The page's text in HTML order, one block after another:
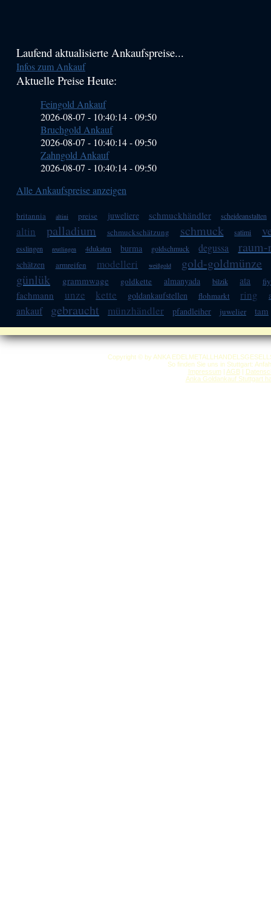
Haupt-
Sidebar
Laufend aktualisierte Ankaufspreise...
Infos zum Ankauf
Aktuelle Preise Heute:
Feingold Ankauf
2026-08-07 - 10:40:14-09:50
Bruchgold Ankauf
2026-08-07 - 10:40:14-09:50
Zahngold Ankauf
2026-08-07 - 10:40:14-09:50
Alle Ankaufspreise anzeigen
britannia altini preise juweliere schmuckhändler scheideanstalten
altin palladium schmuckschätzung schmuck satimi
esslingen reutlingen 4dukaten burma goldschmuck degussa
schätzen armreifen modelleri weißgold
gold-goldmünze
günlük
grammwage goldkette almanyada bilzik ata
fachmann unze kette goldankaufstellen flohmarkt ring
ankauf gebraucht münzhändler pfandleiher juwelier tam
Copyright © by ANKA
So finden Sie uns in Stuttgart:
Impressum| AGB|
Anka Goldankauf Stuttgart